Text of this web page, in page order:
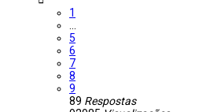
1
5
6
7
8
9
89 Respostas